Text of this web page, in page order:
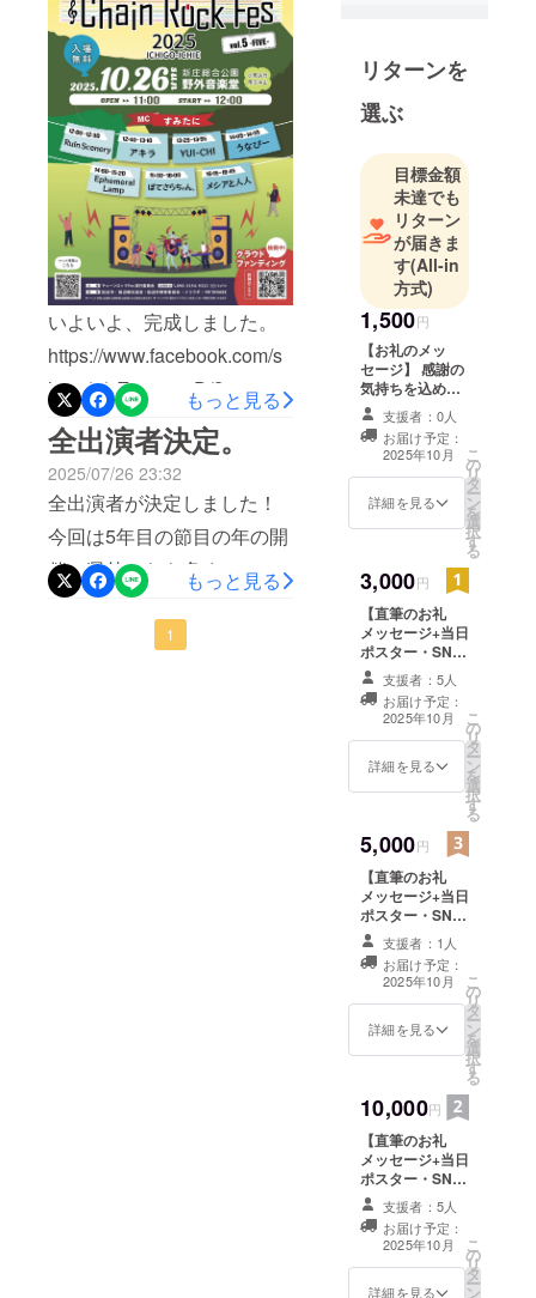
いよいよ、完成しました。
https://www.facebook.com/s
hare/p/1Zjn438r9D/?
mibextid=wwXIfr
もっと見る
全出演者決定。
2025/07/26 23:32
全出演者が決定しました！
今回は5年目の節目の年の開
催。県外からも多くコンタ
クトを取り、良いお返事い
ただきました。あとは、タ
もっと見る
1
事し、コン
ビニ店員・
飲食業・製
職と様々な
経験し今に
至ります。
そして、何
より音楽が
好きすぎて
地元のラジ
オ局でのラ
ジオDJで10
数年番組担
当をしてイ
ベンターと
して起業し
ました。
新規の手掛
けたイベン
トでは、地
域の行政も
巻き込み、
地元のメ
ディアにも
多く取り上
げられ集客
率も1000人
の目標値を
はるかに超
え。
地域活性に
大きく貢献
できたと思
います。
好きなもの
は音楽・お
酒です。
ライブにも
よく行って
ました！
自分の好き
な・得意な
コンテンツ
を使って地
元紀南を元
気にするた
リターンを
選ぶ
目標金額
未達でも
リターン
が届きま
す(All-in
方式)
1,500円
【お礼のメッ
セージ】 感謝の
気持ちを込め
て、お礼のメッ
セージをお送り
します。
支援者：0人
お届け予定：
2025年10月
詳細を見る
こ
の
リ
タ
ー
ン
を
選
択
す
る
3,000円
【直筆のお礼
メッセージ+当日
ポスター・SNS
へのクレジット
表記】 感謝の気
持ちを込めて、
直筆のお礼メッ
セージをお送り
します。（字は
また、当日用の
ポスターも作り
ますので、そち
らとSNSのイベ
ントページへの
クレジット表記
をさせていただ
きます。（不要
の方は申し出く
時：2025年10月
26日（日曜日）
場所：田辺市新
庄総合公園 野外
音楽堂 ・支援者
様の交通費や滞
在費：支援者様
の交通費や滞在
費は各自でご負
担ください。 ※
掲載期間：SNS
はアカウントが
存在する限り
支援者：5人
お届け予定：
2025年10月
詳細を見る
こ
の
リ
タ
ー
ン
を
選
択
す
る
5,000円
【直筆のお礼
メッセージ+当日
ポスター・SNS
へのクレジット
表記。さらに記
念撮影。】 感謝
の気持ちを込め
て、直筆のお礼
メッセージをお
で、ご了承くだ
さい。） また、
当日用のポス
ターも作ります
ので、そちらと
SNSのイベント
ページへのクレ
ジット表記をさ
せていただきま
支援者：1人
お届け予定：
2025年10月
詳細を見る
こ
の
リ
タ
ー
ン
を
選
択
す
る
10,000円
【直筆のお礼
メッセージ+当日
ポスター・SNS
へのクレジット
表記。さらに記
念撮影。打ち上
げパーティ】 感
謝の気持ちを込
めて、直筆のお
支援者：5人
お届け予定：
2025年10月
詳細を見る
こ
の
リ
タ
ー
ン